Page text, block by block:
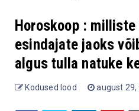
Horoskoop :
esindajate jaoks
algus tulla natuke
Kodused lood august 29,